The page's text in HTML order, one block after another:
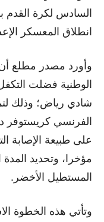
السادس لكرة القدم
انطلاق المعسكر
وأورد مصدر مطلع أن
الوطنية فضلت
شادي رياض؛ وذلك
الفرنسي
على طبيعة الإصابة
مؤخرا، وتحديد المدة
المستطيل الأخضر.
وتأتي هذه الخطوة